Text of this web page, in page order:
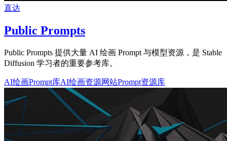
直达
Public Prompts
Public Prompts 提供大量 AI 绘画 Prompt 与模型资源，是 Stable
Diffusion 学习者的重要参考库。
AI绘画Prompt库AI绘画资源网站Prompt资源库